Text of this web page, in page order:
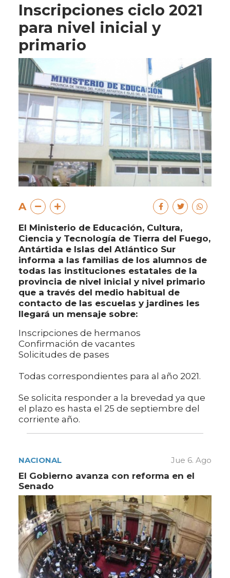
Inscripciones ciclo 2021
para nivel inicial y
primario
A
El Ministerio de Educación, Cultura,
Ciencia y Tecnología de Tierra del Fuego,
Antártida e Islas del Atlántico Sur
informa a las familias de los alumnos de
todas las instituciones estatales de la
provincia de nivel inicial y nivel primario
que a través del medio habitual de
contacto de las escuelas y jardines les
llegará un mensaje sobre:
Inscripciones de hermanos
Confirmación de vacantes
Solicitudes de pases
Todas correspondientes para al año 2021.
Se solicita responder a la brevedad ya que
el plazo es hasta el 25 de septiembre del
corriente año.
NACIONAL Jue 6. Ago
El Gobierno avanza con reforma en el
Senado